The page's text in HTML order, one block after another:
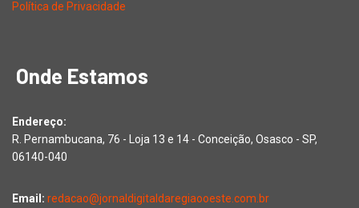
Política de Privacidade
Onde Estamos
Endereço:
R. Pernambucana, 76 - Loja 13 e 14 - Conceição, Osasco - SP,
06140-040
Email: redacao@jornaldigitaldaregiaooeste.com.br